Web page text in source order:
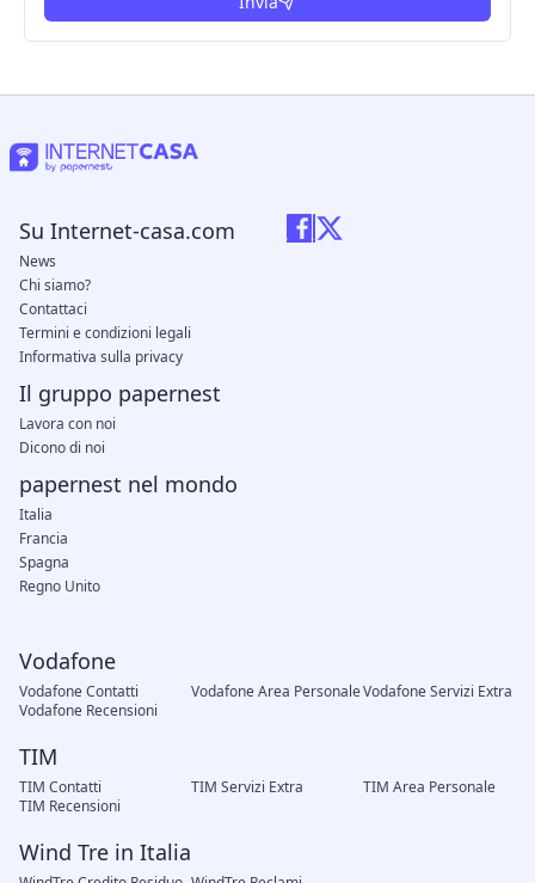
Vodafone
Vodafone Contatti Vodafone Area PersonaleVodafone Servizi Extra
Vodafone Recensioni
TIM
TIM Contatti TIM Servizi Extra
TIM Area Personale
TIM Recensioni
Wind Tre in Italia
Su Internet-casa.com
News
Chi siamo?
Contattaci
Termini e condizioni legali
Informativa sulla privacy
Il gruppo papernest
Lavora con noi
Dicono di noi
papernest nel mondo
Italia
Francia
Spagna
Regno Unito